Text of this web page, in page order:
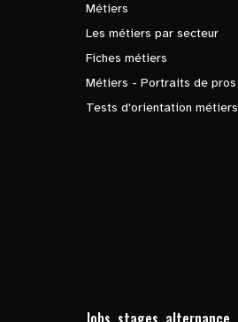
Métiers
Les métiers par secteur
Fiches métiers
Métiers - Portraits de pros
Tests d'orientation métiers